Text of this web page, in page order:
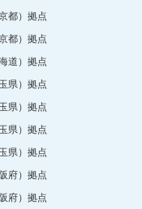
都）拠点
都）拠点
道）拠点
県）拠点
県）拠点
県）拠点
県）拠点
府）拠点
府）拠点